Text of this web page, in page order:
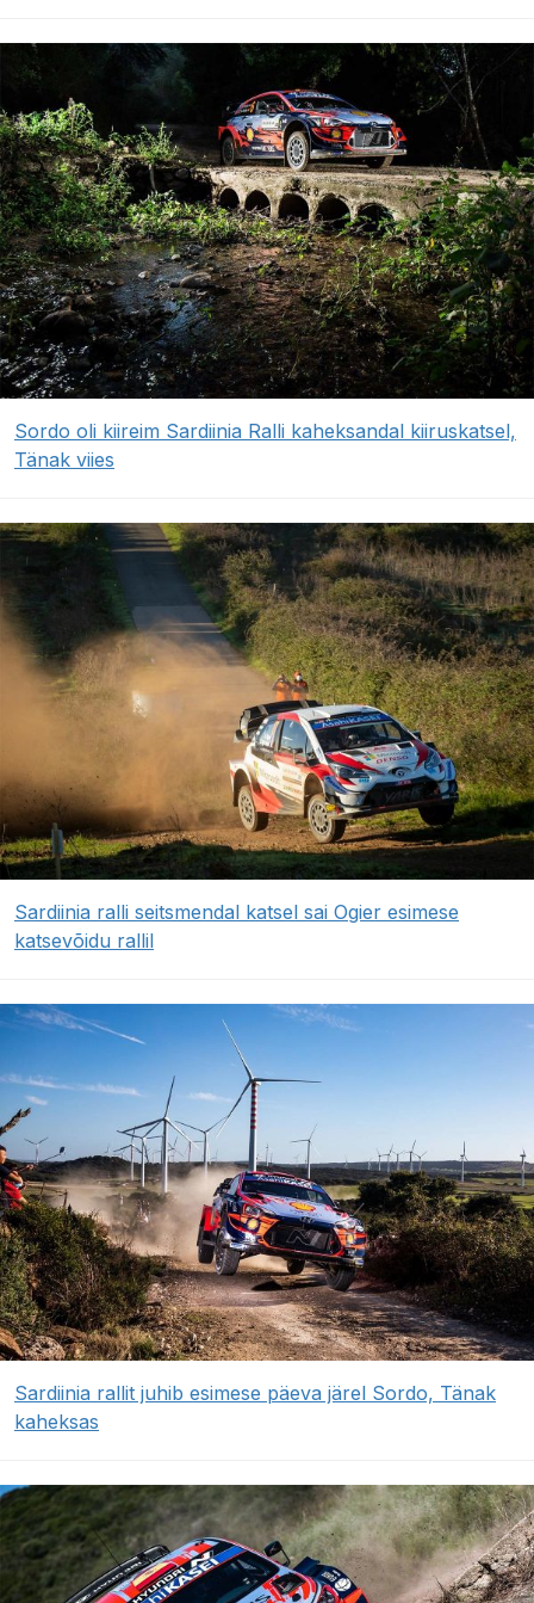
Sordo oli kiireim Sardiinia Ralli kaheksandal kiiruskatsel,
Tänak viies
Sardiinia ralli seitsmendal katsel sai Ogier esimese
katsevõidu rallil
Sardiinia rallit juhib esimese päeva järel Sordo, Tänak
kaheksas